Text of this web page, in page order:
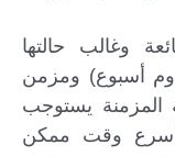
وغالب حالتها
أسبوع) ومزمن
المزمنة يستوجب
وقت ممكن